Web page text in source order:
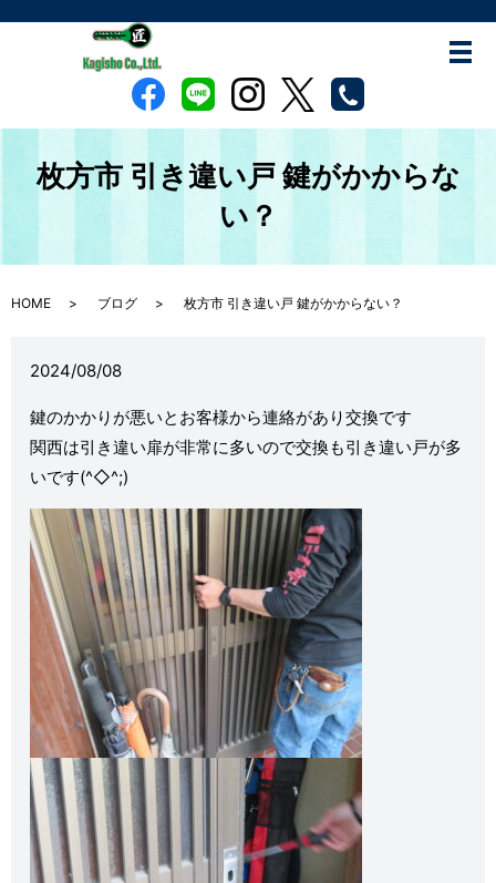
枚方市 引き違い戸 鍵がかからな
い？
HOME ブログ 枚方市 引き違い戸 鍵がかからない？
2024/08/08
鍵のかかりが悪いとお客様から連絡があり交換です
関西は引き違い扉が非常に多いので交換も引き違い戸が多
いです(^◇^;)